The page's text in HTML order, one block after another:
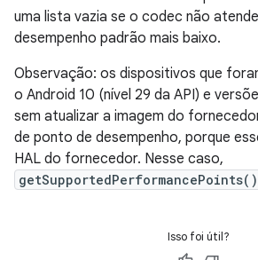
uma lista vazia se o codec não
desempenho padrão mais baixo.
Observação: os dispositivos que
o Android 10 (nível 29 da API) e
sem atualizar a imagem do
de ponto de desempenho, porque
HAL do fornecedor. Nesse caso,
getSupportedPerformancePoints()
Isso foi útil?